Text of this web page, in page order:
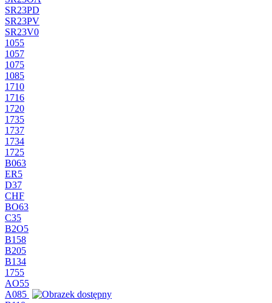
SR23PD
SR23PV
SR23V0
1055
1057
1075
1085
1710
1716
1720
1735
1737
1734
1725
B063
ER5
D37
CHF
BO63
C35
B2O5
B158
B205
B134
1755
AO55
A085